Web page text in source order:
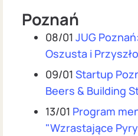
Poznań
08/01 JUG
Oszusta i
09/01 Startup
Beers & Building
13/01 Program
"Wzrastające